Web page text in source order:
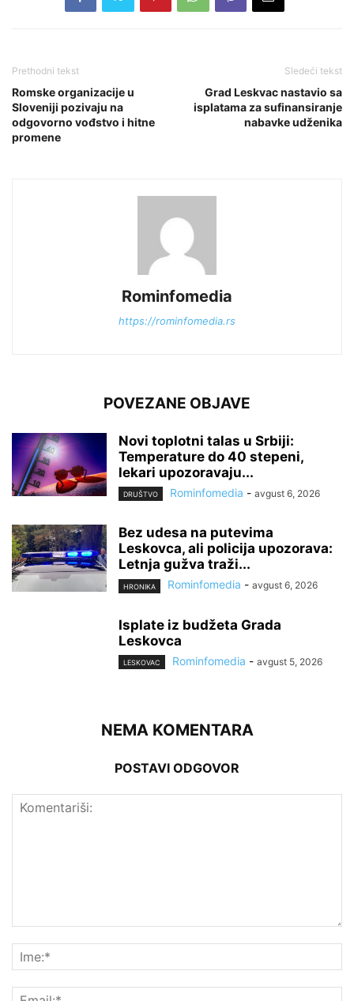
Prethodni tekst
Romske organizacije u
Sloveniji pozivaju na
odgovorno vođstvo i hitne
promene
Sledeći tekst
Grad Leskvac nastavio sa
isplatama za sufinansiranje
nabavke udženika
Rominfomedia
https://rominfomedia.rs
POVEZANE OBJAVE
Novi toplotni talas u Srbiji:
Temperature do 40 stepeni,
lekari upozoravaju...
DRUŠTVO Rominfomedia - avgust 6, 2026
Bez udesa na putevima
Leskovca, ali policija upozorava:
Letnja gužva traži...
HRONIKA Rominfomedia - avgust 6, 2026
Isplate iz budžeta Grada
Leskovca
LESKOVAC Rominfomedia - avgust 5, 2026
NEMA KOMENTARA
POSTAVI ODGOVOR